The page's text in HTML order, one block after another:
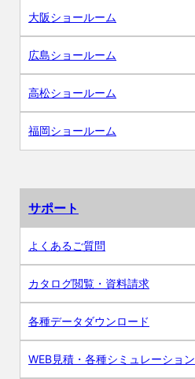
大阪ショールーム
広島ショールーム
高松ショールーム
福岡ショールーム
サポート
よくあるご質問
カタログ閲覧・資料請求
各種データダウンロード
WEB見積・各種シミュレーション